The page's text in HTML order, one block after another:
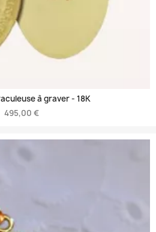
à graver - 18K
495,00 €